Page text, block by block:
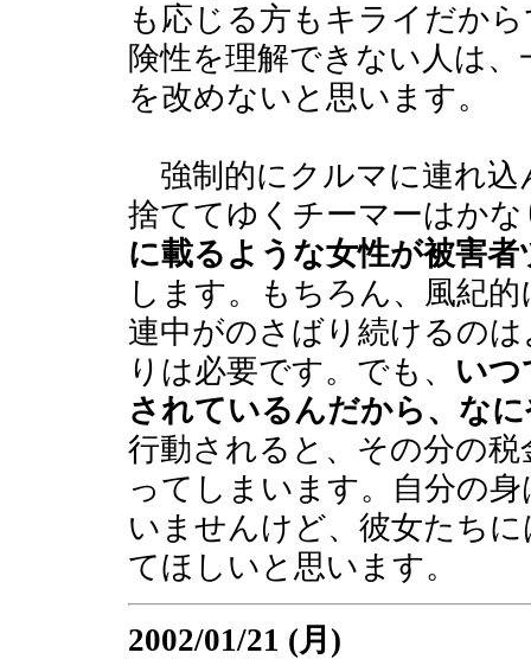
も応じる方もキライだか
険性を理解できない人は
を改めないと思います。
強制的にクルマに連れ込
捨ててゆくチーマーはか
に載るような女性が被害
します。もちろん、風紀
連中がのさばり続けるの
りは必要です。でも、 いつ
されているんだから、な
行動されると、その分の
ってしまいます。自分の
いませんけど、彼女たち
てほしいと思います。
2002/01/21 (月)